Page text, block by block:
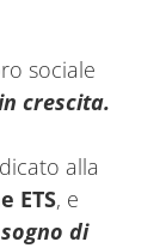
sociale
crescita.
alla
ETS, e
di